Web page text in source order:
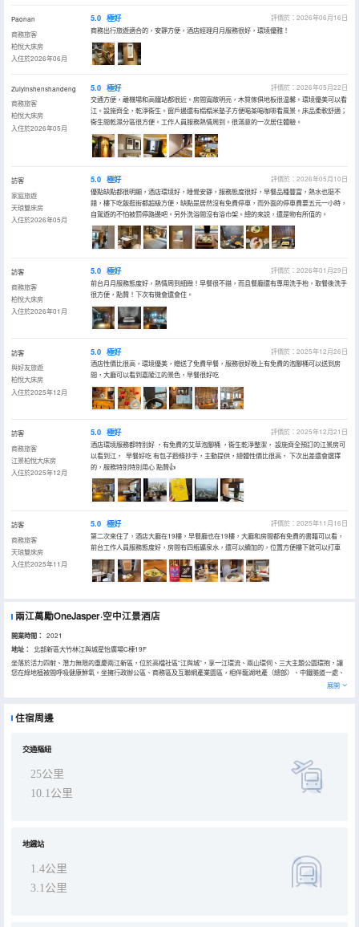
Paonan
商務旅客
柏悅大床房
入住於2026年06月
5.0 極好
評價於：2026年06月16日
商務出行旅遊適合的，安靜方便，酒店經理月月服務很好，環境優雅！
Zuiyinshenshandeng
商務旅客
柏悅大床房
入住於2026年05月
5.0 極好
評價於：2026年05月22日
交通方便，離機場和高鐵站都很近。房間寬敞明亮，木質傢俱地板很温馨。環境優美可以看
江。設施齊全，乾淨衞生。窗戶邊還有榻榻米墊子方便喝茶喝咖啡看風景。床品柔軟舒適；
衞生間乾濕分區很方便。工作人員服務熱情周到。很滿意的一次居住體驗。
訪客
家庭旅遊
天琅雙床房
入住於2026年05月
5.0 極好
評價於：2026年05月10日
優點缺點都很明顯，酒店環境好，睡覺安靜，服務態度很好，早餐品種豐富，熱水也挺不
錯，樓下吃飯逛街都超級方便，缺點是居然沒有免費停車，而外面的停車費要五元一小時，
自駕遊的不怕被罰停路邊吧。另外洗浴間沒有浴巾架。總的來説，還是物有所值的。
訪客
商務旅客
柏悅大床房
入住於2026年01月
5.0 極好
評價於：2026年01月29日
前台月月服務態度好，熱情周到細緻！早餐很不錯，而且餐廳還有專用洗手枱，取餐後洗手
很方便，點贊！下次有機會還會住。
訪客
與好友旅遊
柏悅大床房
入住於2025年12月
5.0 極好
評價於：2025年12月26日
酒店性價比很高，環境優美，贈送了免費早餐，服務很好晚上有免費的泡腳桶可以送到房
間，大廳可以看到嘉陵江的景色，早餐很好吃
訪客
商務旅客
江景柏悅大床房
入住於2025年12月
5.0 極好
評價於：2025年12月21日
酒店環境服務都特別好 ，有免費的艾草泡腳桶 ，衞生乾淨整潔， 設施齊全預訂的江景房可
以看到江， 早餐好吃 有包子麪條抄手，主動提供，總體性價比很高， 下次出差還會選擇
的，服務特別特別用心 點贊👍
訪客
商務旅客
天琅雙床房
入住於2025年11月
5.0 極好
評價於：2025年11月16日
第二次來住了，酒店大廳在19樓，早餐廳也在19樓，大廳和房間都有免費的書籍可以看，
前台工作人員服務態度好，房間有四瓶礦泉水，還可以續加的，位置方便樓下就可以打車
兩江萬勵OneJasper·空中江景酒店
開業時間： 2021
地址：
北部新區大竹林江與城星怡廣場C棟19F
坐落於活力四射、潛力無限的重慶兩江新區，位於高檔社區“江與城”，享一江環流、兩山環伺、三大主題公園環抱，讓
您在綠地植被間呼吸健康鮮氧。坐擁行政辦公區、商務區及互聯網產業園區，相伴龍湖地產（總部）、中鐵隧道一處、
渝江壓鑄、前衞儀表、華森製藥、博恩科技等仍在快速增多的行政、商務機構，是您在渝辦理公務、商談合作、策劃未
酒店還配置書籍、茶具，面江而設的、環境雅緻的用餐與休閒區域，讓你盡享精緻早餐、慢品沁脾香茶、淺酌濃醇咖
展開
住宿周邊
交通樞紐
25公里
10.1公里
地鐵站
1.4公里
3.1公里